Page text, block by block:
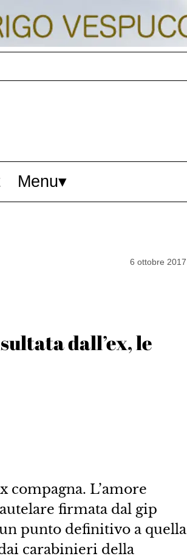
Menu
6 ottobre 2017
dall’ex, le
compagna. L’amore
firmata dal gip
punto definitivo a quella
carabinieri della